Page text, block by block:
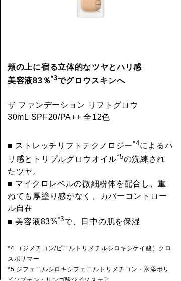
頬の上に宿る立体的なツヤとハリ感
美容液83％*3でグロウスキンへ
ザ ファンデーション リフトグロウ
30mL SPF20/PA++ 全12色
■ ストレッチリフトテクノロジー*4によるハ
リ感とトリプルグロウオイル*5の洗練され
たツヤ。
■ マイクロレベルの微細粉体を配合し、重
ねても厚塗り感がなく、カバーコントロー
ル自在
■ 美容液83%*3で、日中の肌を保湿
*4 （ジメチコン/ビニルトリメチルシロキシケイ酸）クロ
スポリマー
*5 ジフェニルシロキシフェニルトリメチコン・水添ポリ